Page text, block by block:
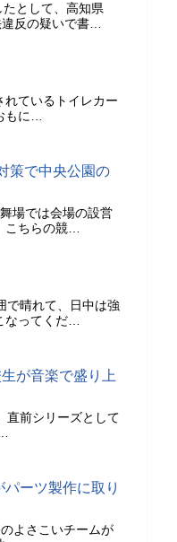
として、高知県
反の疑いで書…
ているトイレカー
もに…
策で中央公園の
場では会場の設営
こちらの競…
で晴れて、日中は強
なってくだ…
が音楽で盛り上
直前シリーズとして
ーツ製作に取り
よさこいチームが